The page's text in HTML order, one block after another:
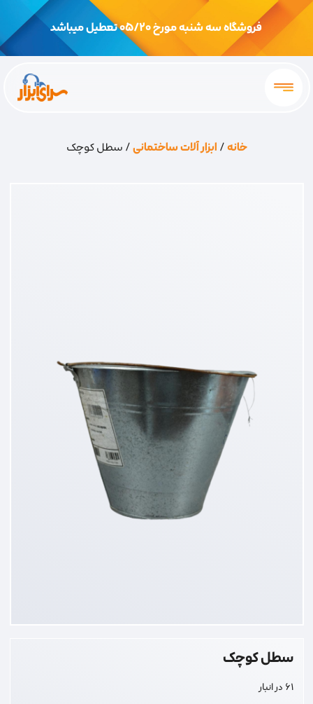
فروشگاه سه شنبه مورخ 05/20 تعطیل میباشد
خانه/ابزار آلات ساختمانی/ سطل کوچک
سطل کوچک
61 در انبار